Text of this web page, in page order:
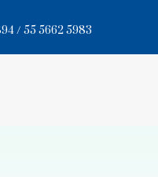
/ 55 5662 5983